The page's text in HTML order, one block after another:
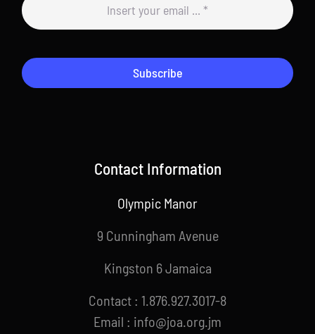
Subscribe
Contact Information
Olympic Manor
9 Cunningham Avenue
Kingston 6 Jamaica
Contact : 1.876.927.3017-8
Email : info@joa.org.jm